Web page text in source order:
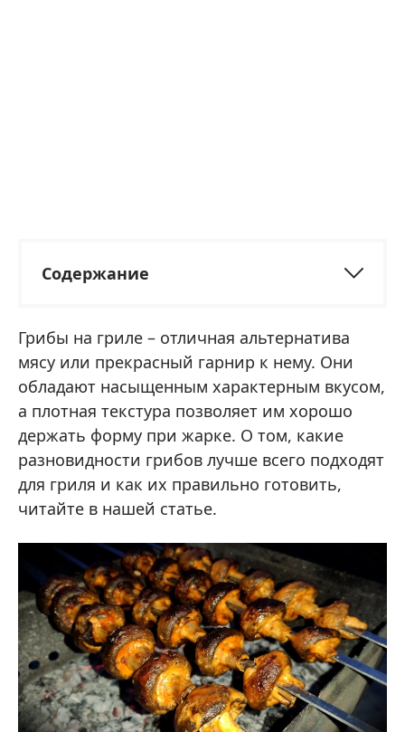
Содержание
Грибы на гриле – отличная альтернатива
мясу или прекрасный гарнир к нему. Они
обладают насыщенным характерным вкусом,
а плотная текстура позволяет им хорошо
держать форму при жарке. О том, какие
разновидности грибов лучше всего подходят
для гриля и как их правильно готовить,
читайте в нашей статье.